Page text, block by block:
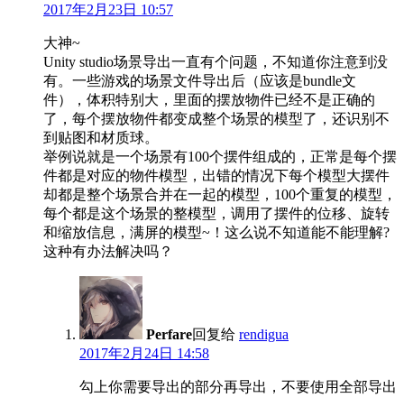
2017年2月23日 10:57
大神~
Unity studio场景导出一直有个问题，不知道你注意到没
有。一些游戏的场景文件导出后（应该是bundle文
件），体积特别大，里面的摆放物件已经不是正确的
了，每个摆放物件都变成整个场景的模型了，还识别不
到贴图和材质球。
举例说就是一个场景有100个摆件组成的，正常是每个摆
件都是对应的物件模型，出错的情况下每个模型大摆件
却都是整个场景合并在一起的模型，100个重复的模型，
每个都是这个场景的整模型，调用了摆件的位移、旋转
和缩放信息，满屏的模型~！这么说不知道能不能理解?
这种有办法解决吗？
Perfare回复给 rendigua
2017年2月24日 14:58
勾上你需要导出的部分再导出，不要使用全部导出